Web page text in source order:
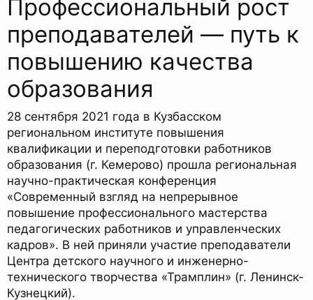
Профессиональный рост
преподавателей — путь к
повышению качества
образования
28 сентября 2021 года в Кузбасском
региональном институте повышения
квалификации и переподготовки работников
образования (г. Кемерово) прошла региональная
научно-практическая конференция
«Современный взгляд на непрерывное
повышение профессионального мастерства
педагогических работников и управленческих
кадров». В ней приняли участие преподаватели
Центра детского научного и инженерно-
технического творчества «Трамплин» (г. Ленинск-
Кузнецкий).